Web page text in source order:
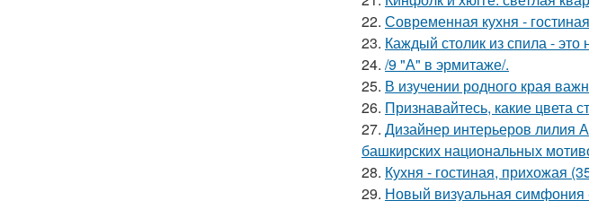
22. Современная кухня -
23. Каждый столик из спила - это
24. /9 "А" в эрмитаже/.
25. В изучении родного края
26. Признавайтесь, какие цвета
27. Дизайнер интерьеров лилия
башкирских национальных
28. Кухня - гостиная, прихожая
29. Новый визуальная симфония